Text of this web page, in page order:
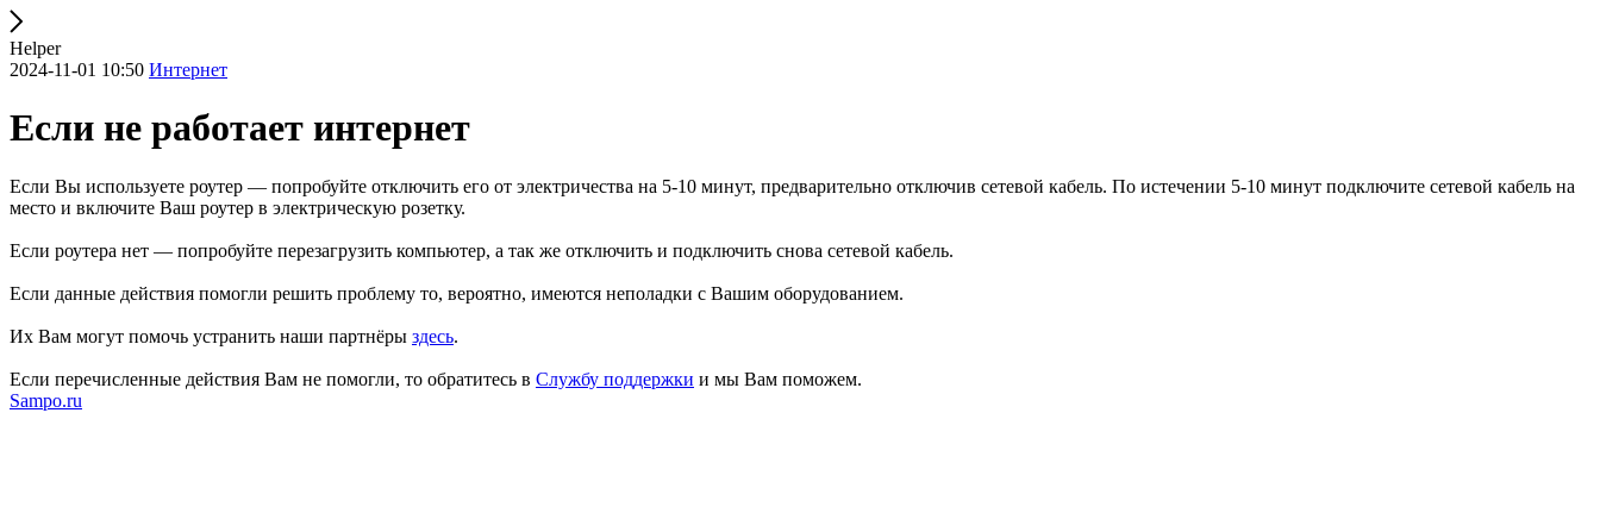
Helper
2024-11-01 10:50 Интернет
Если не работает интернет
Если Вы используете роутер — попробуйте отключить его от электричества на 5-10 минут, предварительно отключив сетевой кабель. По истечении 5-10 минут подключите сетевой кабель на
место и включите Ваш роутер в электрическую розетку.
Если роутера нет — попробуйте перезагрузить компьютер, а так же отключить и подключить снова сетевой кабель.
Если данные действия помогли решить проблему то, вероятно, имеются неполадки с Вашим оборудованием.
Их Вам могут помочь устранить наши партнёры здесь.
Если перечисленные действия Вам не помогли, то обратитесь в Службу поддержки и мы Вам поможем.
Sampo.ru